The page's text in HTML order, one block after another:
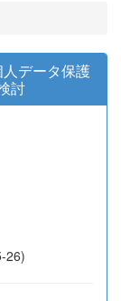
データ保護
討
26)